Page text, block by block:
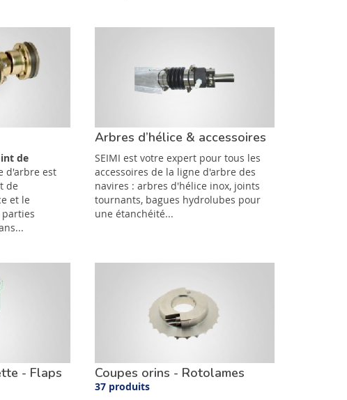
de
d'arbre est
de
et le
Arbres d’hélice & accessoires
SEIMI est votre expert pour tous les
accessoires de la ligne d'arbre des
navires : arbres d'hélice inox, joints
tournants, bagues hydrolubes pour
une étanchéité...
- Flaps Coupes orins - Rotolames
37 produits